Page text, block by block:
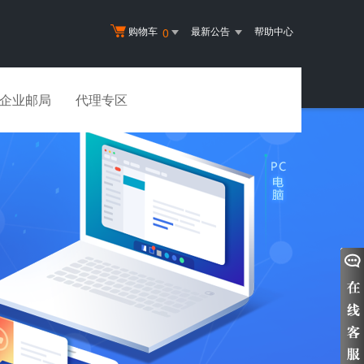
购物车 0 最新公告 帮助中心
企业邮局 代理专区